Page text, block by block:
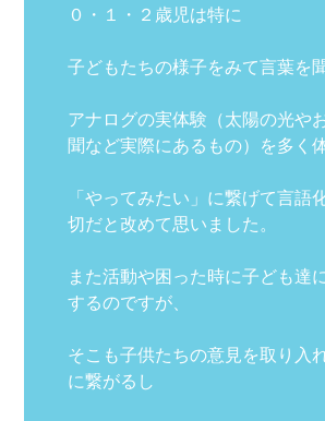
０・１・２歳児は特に
子どもたちの様子をみて言葉を聞
アナログの実体験（太陽の光や
聞など実際にあるもの）を多く
「やってみたい」に繋げて言語
切だと改めて思いました。
また活動や困った時に子ども達
するのですが、
そこも子供たちの意見を取り入
に繋がるし